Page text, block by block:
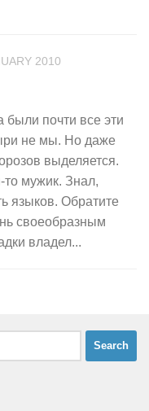
2010
были почти все эти
не мы. Но даже
выделяется.
мужик. Знал,
языков. Обратите
своеобразным
владел...